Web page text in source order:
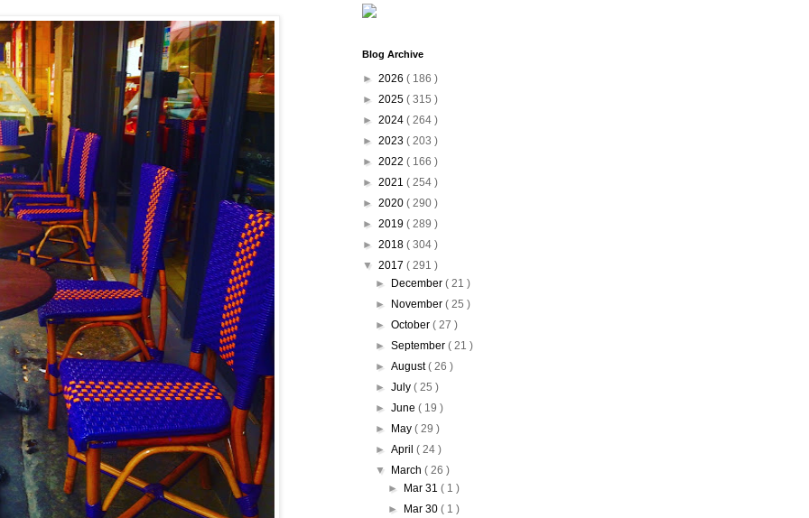
Blog Archive
► 2026 ( 186 )
► 2025 ( 315 )
► 2024 ( 264 )
► 2023 ( 203 )
► 2022 ( 166 )
► 2021 ( 254 )
► 2020 ( 290 )
► 2019 ( 289 )
► 2018 ( 304 )
▼ 2017 ( 291 )
►
December ( 21 )
►
November ( 25 )
► October ( 27 )
► September ( 21 )
► August( 26 )
► July ( 25 )
► June ( 19 )
►
May ( 29 )
► April ( 24 )
▼
March ( 26 )
►
Mar 31( 1 )
►
Mar 30( 1 )